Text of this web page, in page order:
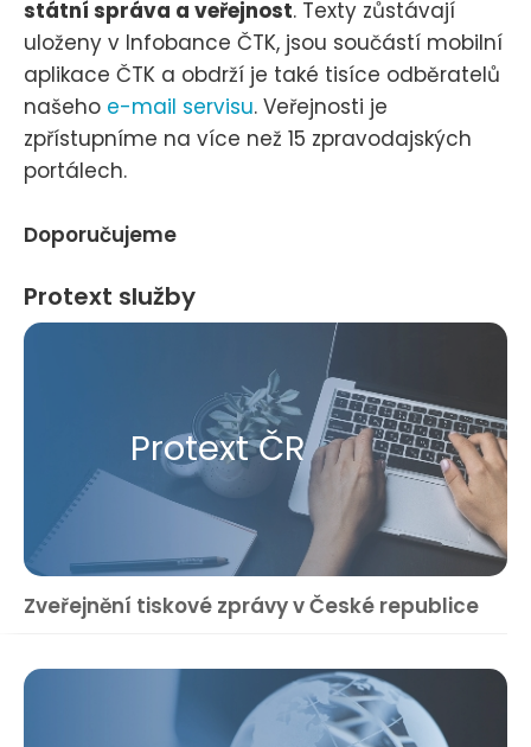
státní správa a veřejnost. Texty zůstávají
uloženy v Infobance ČTK, jsou součástí mobilní
aplikace ČTK a obdrží je také tisíce odběratelů
našeho e-mail servisu. Veřejnosti je
zpřístupníme na více než 15 zpravodajských
portálech.
Doporučujeme
Protext služby
Protext ČR
Zveřejnění tiskové zprávy v České republice